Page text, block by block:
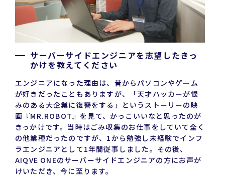
サーバーサイドエンジニアを志望したきっ
かけを教えてください
エンジニアになった理由は、昔からパソコンやゲーム
が好きだったこともありますが、「天才ハッカーが恨
みのある大企業に復讐をする」というストーリーの映
画『MR.ROBOT』を見て、かっこいいなと思ったのが
きっかけです。当時はごみ収集のお仕事をしていて全く
の他業種だったのですが、1から勉強し未経験でインフ
ラエンジニアとして1年間従事しました。その後、
AIQVE ONEのサーバーサイドエンジニアの方にお声が
けいただき、今に至ります。